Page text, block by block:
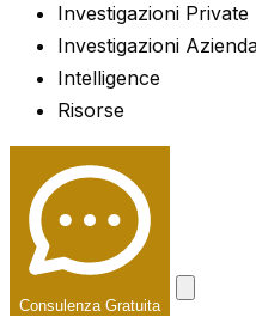
Investigazioni Private
Investigazioni
Intelligence
Risorse
Consulenza Gratuita